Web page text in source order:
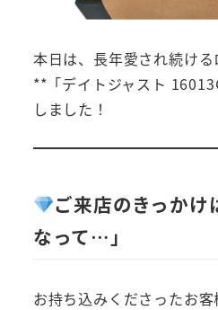
本日は、長年愛され続ける
**「デイトジャスト
しました！
ご来店のきっかけ
なって…」
お持ち込みくださったお